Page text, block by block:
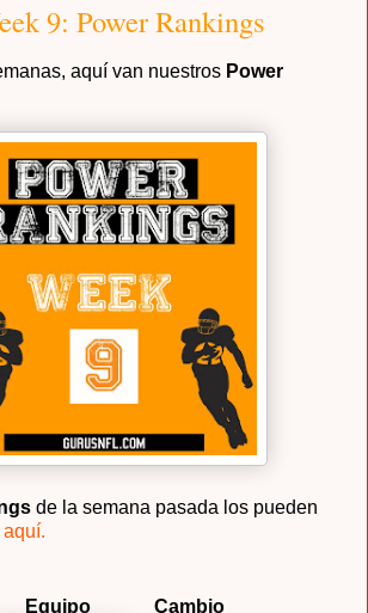
9: Power Rankings
aquí van nuestros Power
de la semana pasada los pueden
Equipo Cambio